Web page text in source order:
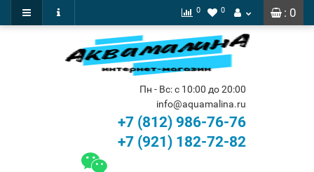
: 0
0 0
Пн - Вс: с 10:00 до 20:00
info@aquamalina.ru
+7 (812) 986-76-76
+7 (921) 182-72-82